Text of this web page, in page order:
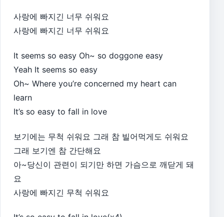
사랑에 빠지긴 너무 쉬워요
사랑에 빠지긴 너무 쉬워요
It seems so easy Oh~ so doggone easy
Yeah It seems so easy
Oh~ Where you’re concerned my heart can
learn
It’s so easy to fall in love
보기에는 무척 쉬워요 그래 참 빌어먹게도 쉬워요
그래 보기엔 참 간단해요
아~당신이 관련이 되기만 하면 가슴으로 깨닫게 돼
요
사랑에 빠지긴 무척 쉬워요